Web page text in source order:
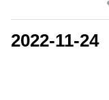
2022-11-24